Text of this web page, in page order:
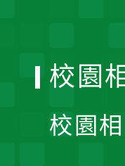
校園
校園